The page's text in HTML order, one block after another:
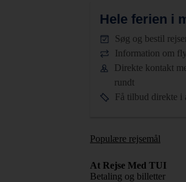
Hele ferien i
Søg og bestil
Information om
Direkte kontakt
rundt
Få tilbud direkte i
Populære rejsemål
At Rejse Med TUI
Betaling og billetter